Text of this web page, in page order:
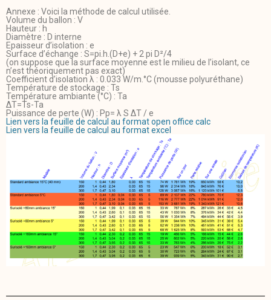
Annexe : Voici la méthode de calcul utilisée.
Volume du ballon : V
Hauteur : h
Diamètre : D interne
Epaisseur d’isolation : e
Surface d’échange : S=pi.h.(D+e) + 2 pi D²/4
(on suppose que la surface moyenne est le milieu de l’isolant, ce
n’est théoriquement pas exact)
Coefficient d’isolation λ : 0.033 W/m.°C (mousse polyuréthane)
Température de stockage : Ts
Température ambiante (°C) : Ta
ΔT=Ts-Ta
Puissance de perte (W) : Pp= λ S ΔT / e
Lien vers la feuille de calcul au format open office calc
Lien vers la feuille de calcul au format excel